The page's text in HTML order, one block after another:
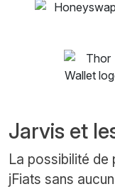
Jarvis et
La possibilité
jFiats sans